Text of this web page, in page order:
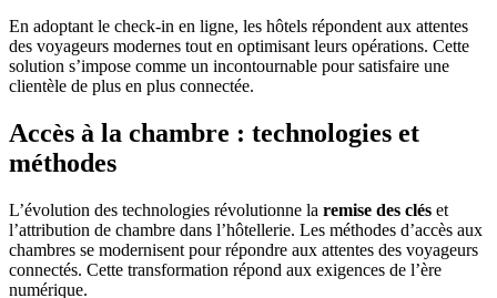
En adoptant le check-in en ligne, les hôtels répondent aux attentes
des voyageurs modernes tout en optimisant leurs opérations. Cette
solution s’impose comme un incontournable pour satisfaire une
clientèle de plus en plus connectée.
Accès à la chambre : technologies et
méthodes
L’évolution des technologies révolutionne la remise des clés et
l’attribution de chambre dans l’hôtellerie. Les méthodes d’accès aux
chambres se modernisent pour répondre aux attentes des voyageurs
connectés. Cette transformation répond aux exigences de l’ère
numérique.